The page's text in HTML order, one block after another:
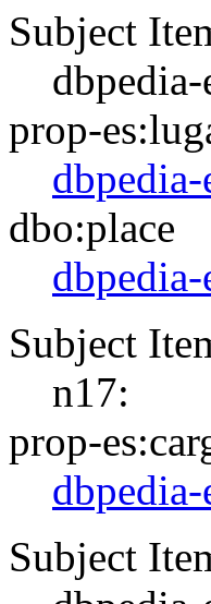
Subject
prop-
dbo:place
Subject
n17:
prop-
Subject